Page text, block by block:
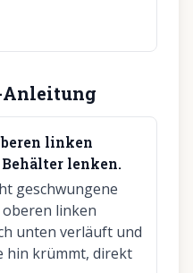
linken
lenken.
geschwungene
linken
unten verläuft und
hin krümmt, direkt